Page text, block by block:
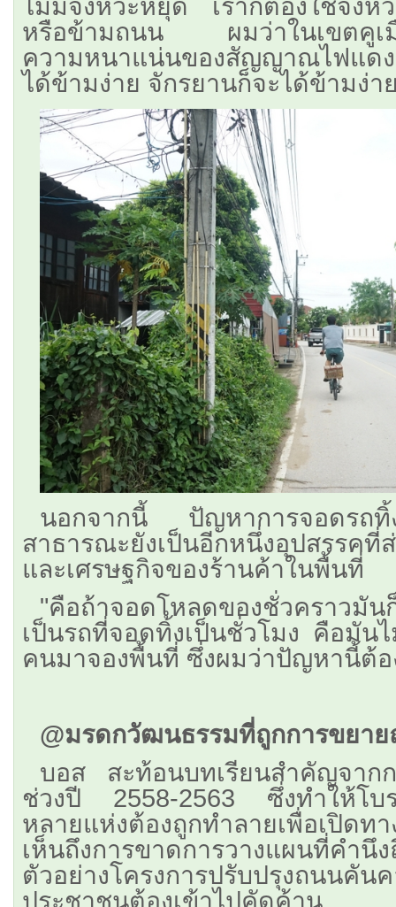
ไม่มีจังหวะหยุด เราก็ต้องใช้จังห
หรือข้ามถนน ผมว่าในเขตคูเมือ
ความหนาแน่นของสัญญาณไฟแด
ได้ข้ามง่าย จักรยานก็จะได้ข้ามง่า
นอกจากนี้ ปัญหาการจอดรถทิ้ง
สาธารณะยังเป็นอีกหนึ่งอุปสรรคที่
และเศรษฐกิจของร้านค้าในพื้นที่
"คือถ้าจอดโหลดของชั่วคราวมั
เป็นรถที่จอดทิ้งเป็นชั่วโมง คือมัน
คนมาจองพื้นที่ ซึ่งผมว่าปัญหานี้ต้อ
@มรดกวัฒนธรรมที่ถูกการขยา
บอส สะท้อนบทเรียนสำคัญจาก
ช่วงปี 2558-2563 ซึ่งทำให้โบ
หลายแห่งต้องถูกทำลายเพื่อเปิดท
เห็นถึงการขาดการวางแผนที่คำนึ
ตัวอย่างโครงการปรับปรุงถนนคัน
ประชาชนต้องเข้าไปคัดค้าน